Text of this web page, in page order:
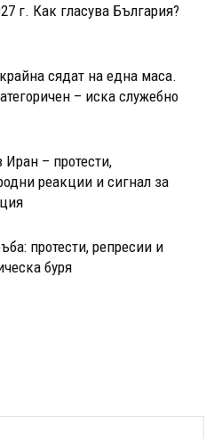
г. Как гласува България?
сядат на една маса.
– иска служебно
Иран – протести,
реакции и сигнал за
протести, репресии и
буря